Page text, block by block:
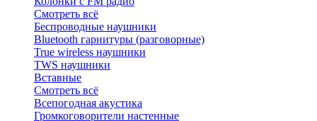
Смотреть всё
Беспроводные наушники
Bluetоoth гарнитуры (разговорные)
True wireless наушники
TWS наушники
Вставные
Смотреть всё
Всепогодная акустика
Громкоговорители настенные